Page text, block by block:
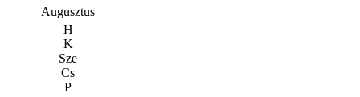
Augusztus
H
K
Sze
Cs
P